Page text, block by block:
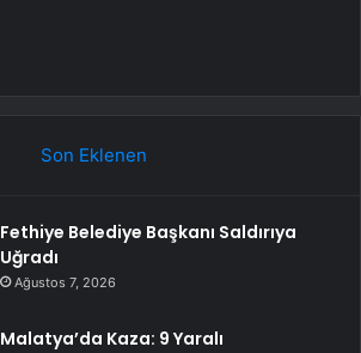
Son Eklenen
Fethiye Belediye Başkanı Saldırıya
Uğradı
Ağustos 7, 2026
Malatya’da Kaza: 9 Yaralı